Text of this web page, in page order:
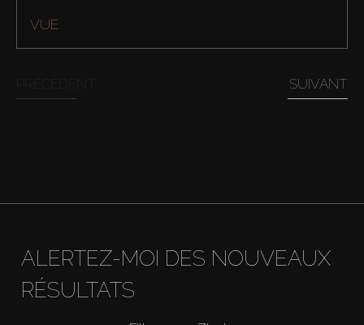
VUE
SUIVANT
ALERTEZ-MOI DES NOUVEAUX
RÉSULTATS